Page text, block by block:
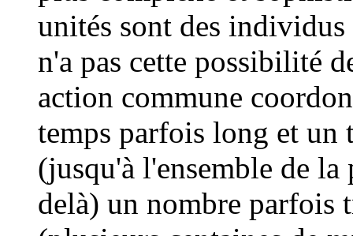
unités sont des
n'a pas cette possibilité
action commune
temps parfois long et un
(jusqu'à l'ensemble de la
delà) un nombre parfois